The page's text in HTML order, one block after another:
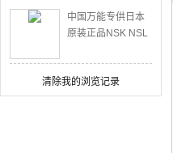
中国万能专供日本
原装正品NSK NSL
用油脂
清除我的浏览记录